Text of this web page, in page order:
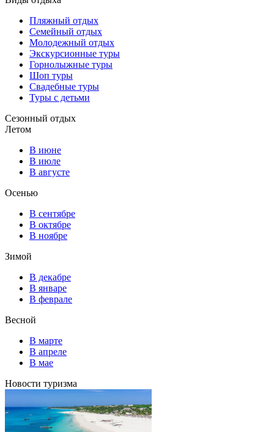
Пляжный отдых
Семейный отдых
Молодежный отдых
Экскурсионные туры
Горнолыжные туры
Шоп туры
Свадебные туры
Туры с детьми
Сезонный отдых
Летом
В июне
В июле
В августе
Осенью
В сентябре
В октябре
В ноябре
Зимой
В декабре
В январе
В феврале
Весной
В марте
В апреле
В мае
Новости туризма